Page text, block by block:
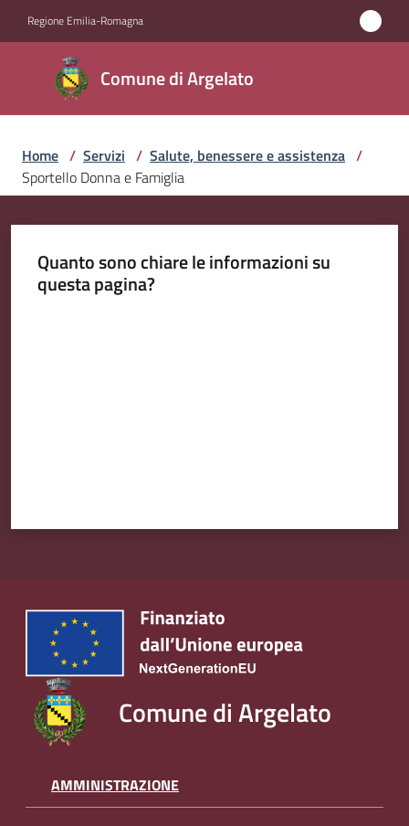
Regione Emilia-Romagna
Comune di Argelato
Comune
di
Argelato
Amministrazione
Servizi
Seguici
su
Home / Servizi / Salute, benessere e assistenza /
Sportello Donna e Famiglia
Quanto sono chiare le informazioni su
questa pagina?
Comune di Argelato
AMMINISTRAZIONE